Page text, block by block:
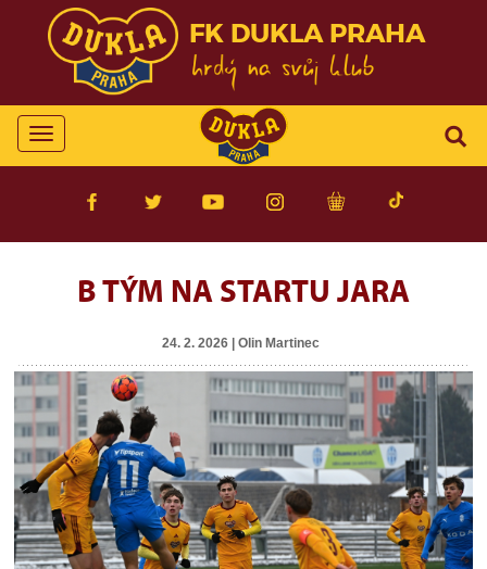
FK DUKLA PRAHA
Toggle
navigation
B TÝM NA STARTU JARA
24. 2. 2026 | Olin Martinec